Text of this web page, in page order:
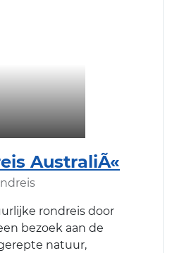
AustraliÃ«
rondreis door
bezoek aan de
natuur,